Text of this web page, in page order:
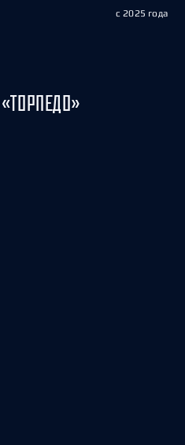
с 2025 года